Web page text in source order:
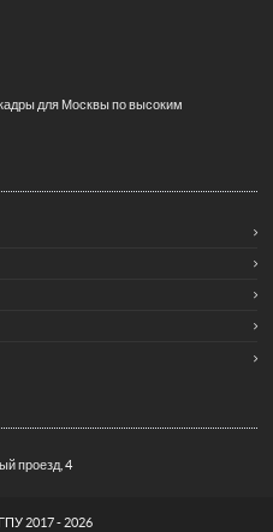
для Москвы по высоким
проезд, 4
2017 - 2026